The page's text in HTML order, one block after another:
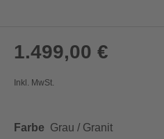
1.499,00 €
Inkl. MwSt.
Farbe Grau / Granit